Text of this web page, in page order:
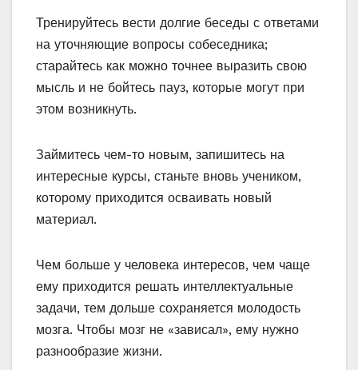
Тренируйтесь вести долгие беседы с ответами
на уточняющие вопросы собеседника;
старайтесь как можно точнее выразить свою
мысль и не бойтесь пауз, которые могут при
этом возникнуть.
Займитесь чем-то новым, запишитесь на
интересные курсы, станьте вновь учеником,
которому приходится осваивать новый
материал.
Чем больше у человека интересов, чем чаще
ему приходится решать интеллектуальные
задачи, тем дольше сохраняется молодость
мозга. Чтобы мозг не «зависал», ему нужно
разнообразие жизни.